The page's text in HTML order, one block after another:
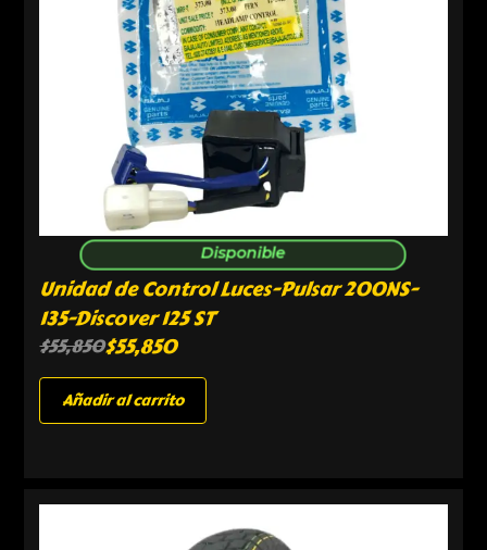
Disponible
Unidad de Control Luces-Pulsar 200NS-
135-Discover 125 ST
$55,850$55,850
Añadir al carrito